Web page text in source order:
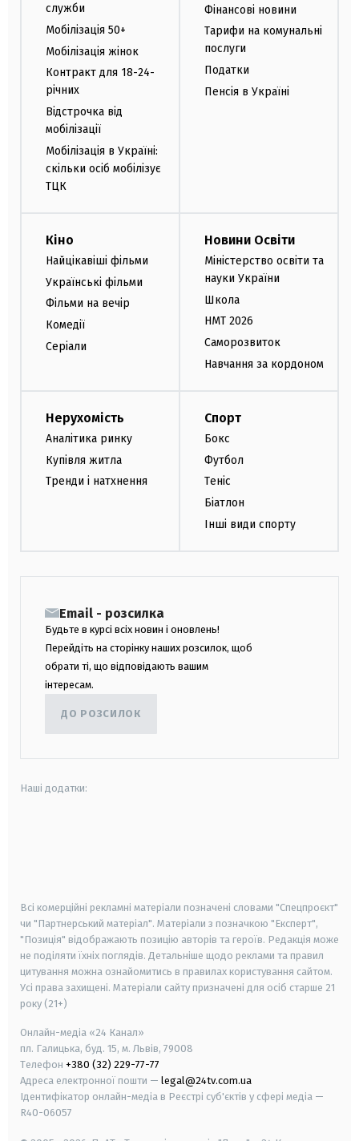
служби
Мобілізація 50+
Мобілізація жінок
Контракт для 18-24-
річних
Відстрочка від
мобілізації
Мобілізація в Україні:
скільки осіб мобілізує
ТЦК
Фінансові новини
Тарифи на комунальні
послуги
Податки
Пенсія в Україні
Кіно
Найцікавіші фільми
Українські фільми
Фільми на вечір
Комедії
Серіали
Новини Освіти
Міністерство освіти та
науки України
Школа
НМТ 2026
Саморозвиток
Навчання за кордоном
Нерухомість
Аналітика ринку
Купівля житла
Тренди і натхнення
Спорт
Бокс
Футбол
Теніс
Біатлон
Інші види спорту
Email - розсилка
Будьте в курсі всіх новин і оновлень!
Перейдіть на сторінку наших розсилок, щоб
обрати ті, що відповідають вашим
інтересам.
ДО РОЗСИЛОК
Наші додатки:
Всі комерційні рекламні матеріали позначені словами "Спецпроєкт"
чи "Партнерський матеріал". Матеріали з позначкою "Експерт",
"Позиція" відображають позицію авторів та героїв. Редакція може
не поділяти їхніх поглядів. Детальніше щодо реклами та правил
цитування можна ознайомитись в правилах користування сайтом.
Усі права захищені. Матеріали сайту призначені для осіб старше 21
року (21+)
Онлайн-медіа «24 Канал»
пл. Галицька, буд. 15, м. Львів, 79008
Телефон +380 (32) 229-77-77
Адреса електронної пошти — legal@24tv.com.ua
Ідентифікатор онлайн-медіа в Реєстрі суб'єктів у сфері медіа —
R40-06057